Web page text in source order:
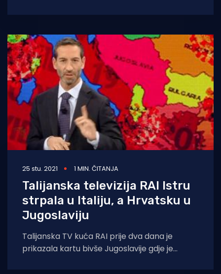
temelju dojava
25 stu. 2021 1 MIN. ČITANJA
Talijanska televizija RAI Istru
strpala u Italiju, a Hrvatsku u
Jugoslaviju
Talijanska TV kuća RAI prije dva dana je
prikazala kartu bivše Jugoslavije gdje je